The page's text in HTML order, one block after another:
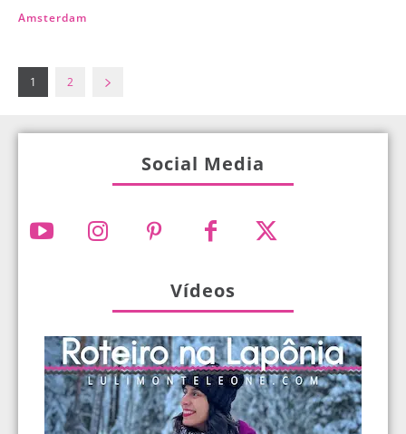
Amsterdam
1 2
Social Media
Vídeos